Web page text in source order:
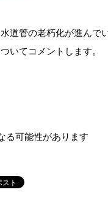
道管の老朽化が進んで
いてコメントします。
る可能性があります